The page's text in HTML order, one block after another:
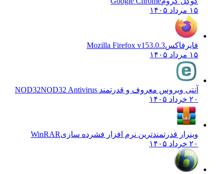
۱۵ مرداد ۱۴۰۵
فایرفاکسMozilla Firefox v153.0.3
۱۵ مرداد ۱۴۰۵
آنتی ویروس معروف و قدرتمند NOD32 NOD32 Antivirus
۲۰ خرداد ۱۴۰۵
وینرار قدرتمندترین نرم افزار فشرده سازیWinRAR
۲۰ خرداد ۱۴۰۵